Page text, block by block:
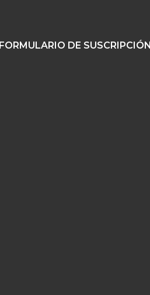
FORMULARIO DE SUSCRIPCIÓN